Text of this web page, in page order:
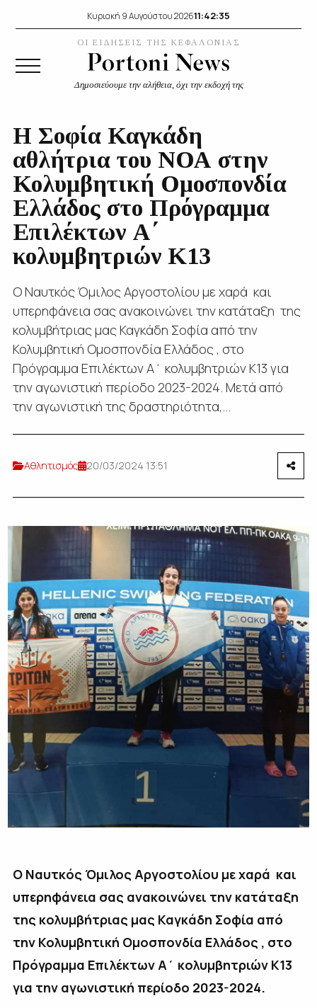
Κυριακή 9 Αυγούστου 202611:42:36
ΟΙ ΕΙΔΗΣΕΙΣ ΤΗΣ ΚΕΦΑΛΟΝΙΑΣ
Δημοσιεύουμε την αλήθεια, όχι την εκδοχή της
Η Σοφία Καγκάδη
αθλήτρια του ΝΟΑ στην
Κολυμβητική Ομοσπονδία
Ελλάδος στο Πρόγραμμα
Επιλέκτων Α΄
κολυμβητριών Κ13
Ο Ναυτκός Όμιλος Αργοστολίου με χαρά και
υπερηφάνεια σας ανακοινώνει την κατάταξη της
κολυμβήτριας μας Καγκάδη Σοφία από την
Κολυμβητική Ομοσπονδία Ελλάδος , στο
Πρόγραμμα Επιλέκτων Α΄ κολυμβητριών Κ13 για
την αγωνιστική περίοδο 2023-2024. Μετά από
την αγωνιστική της δραστηριότητα,...
Αθλητισμός 20/03/2024 13:51
Ο Ναυτκός Όμιλος Αργοστολίου με χαρά και
υπερηφάνεια σας ανακοινώνει την κατάταξη
της κολυμβήτριας μας Καγκάδη Σοφία από
την Κολυμβητική Ομοσπονδία Ελλάδος , στο
Πρόγραμμα Επιλέκτων Α΄ κολυμβητριών Κ13
για την αγωνιστική περίοδο 2023-2024.